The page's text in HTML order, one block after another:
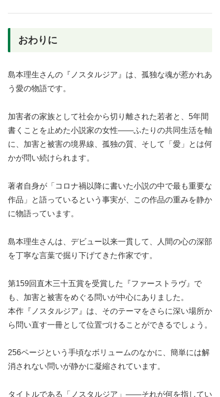
おわりに
島本理生さんの『ノスタルジア』は、孤独な魂が惹かれあ
う愛の物語です。
加害者の家族として社会から切り離された若者と、5年間
書くことを止めた小説家の女性——ふたりの共同生活を軸
に、加害と被害の境界線、孤独の質、そして「愛」とは何
かが問い続けられます。
著者自身が「コロナ禍以降に書いた小説の中で最も重要な
作品」と語っているという事実が、この作品の重みを静か
に物語っています。
島本理生さんは、デビュー以来一貫して、人間の心の深部
を丁寧な言葉で掘り下げてきた作家です。
第159回直木三十五賞を受賞した『ファーストラヴ』で
も、加害と被害をめぐる問いが中心にありました。
本作『ノスタルジア』は、そのテーマをさらに深い場所か
ら問い直す一冊として位置づけることができるでしょう。
256ページという手頃なボリュームのなかに、簡単には解
消されない問いが静かに凝縮されています。
タイトルである「ノスタルジア」——それが何を指してい